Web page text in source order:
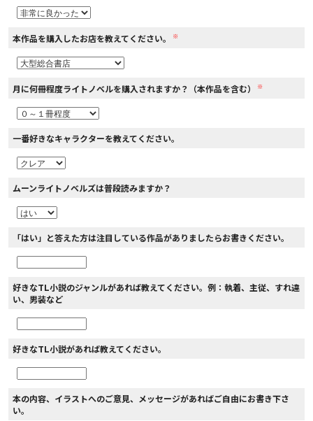
本作品を購入したお店を教えてください。 ※
月に何冊程度ライトノベルを購入されますか？（本作品を含む） ※
一番好きなキャラクターを教えてください。
ムーンライトノベルズは普段読みますか？
「はい」と答えた方は注目している作品がありましたらお書きください。
好きなTL小説のジャンルがあれば教えてください。例：執着、主従、すれ違
い、男装など
好きなTL小説があれば教えてください。
本の内容、イラストへのご意見、メッセージがあればご自由にお書き下さ
い。